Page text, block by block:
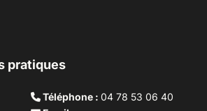
pratiques
Téléphone :04 78 53 06 40